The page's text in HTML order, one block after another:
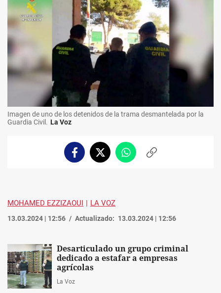
Imagen de uno de los detenidos de la trama desmantelada por la
Guardia Civil. La Voz
FacebookTwitterWhatsappCopiar
MOHAMED EZZIZAOUI LA VOZ
13.03.2024 | 12:56 Actualizado: 13.03.2024 | 12:56
Desarticulado un grupo criminal
dedicado a estafar a empresas
agrícolas
La Voz